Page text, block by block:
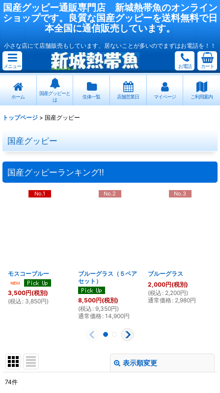
国産グッピー通販専門店 新城熱帯魚のオンライン
ショップです。良質な国産グッピーを送料無料で日
本全国に通信販売しています。
小さな店にて店舗販売もしています、居ないことが多いのでまずはお電話を！！
メニュー お電話 カート
ホーム
国産グッピーと
は
生体一覧 店舗営業日 マイページ ご利用案内
トップページ > 国産グッピー
国産グッピー
国産グッピーランキング!!
No.1
モスコーブルー
3,500円(税別)
(税込 : 3,850円)
No.2
ブルーグラス（５ペア
セット）
8,500円(税別)
(税込 : 9,350円)
通常価格: 14,900円
No.3
ブルーグラス
2,000円(税別)
(税込 : 2,200円)
通常価格: 2,980円
表示順変更
74件